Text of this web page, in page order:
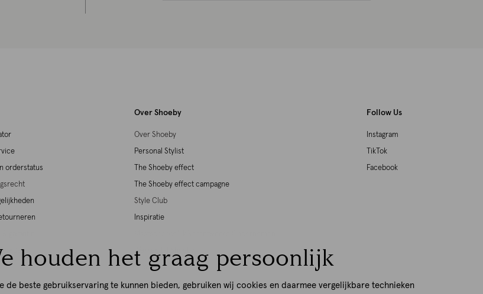
houden het graag persoonlijk
de beste gebruikservaring te kunnen bieden, gebruiken wij cookies en daarmee vergelijkbare technieken
orderstatus
Over Shoeby
Over Shoeby
Personal Stylist
The Shoeby effect
The Shoeby effect campagne
Style Club
Inspiratie
Werken bij Shoeby
Download de iOS App
Download de Android App
Follow Us
Instagram
TikTok
Facebook